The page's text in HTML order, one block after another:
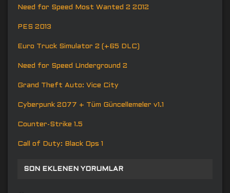
Need for Speed Most Wanted 2 2012
PES 2013
Euro Truck Simulator 2 (+65 DLC)
Need for Speed Underground 2
Grand Theft Auto: Vice City
Cyberpunk 2077 + Tüm Güncellemeler v1.1
Counter-Strike 1.5
Call of Duty: Black Ops 1
SON EKLENEN YORUMLAR